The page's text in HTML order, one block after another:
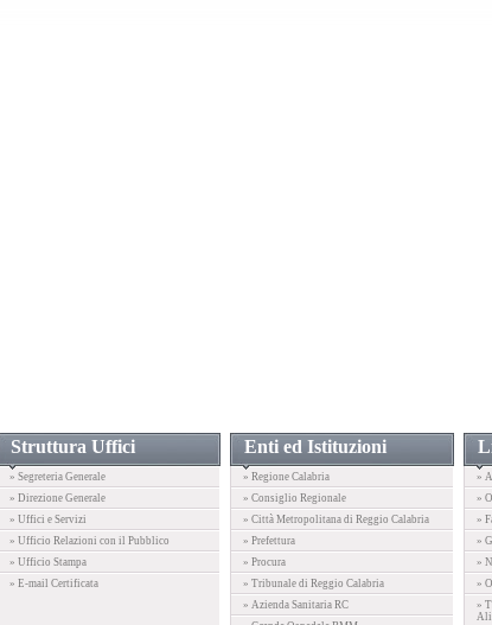
Struttura Uffici
» Segreteria Generale
» Direzione Generale
» Uffici e Servizi
» Ufficio Relazioni con il Pubblico
» Ufficio Stampa
» E-mail Certificata
Enti ed Istituzioni
» Regione Calabria
» Consiglio Regionale
» Città Metropolitana di Reggio Calabria
» Prefettura
» Procura
» Tribunale di Reggio Calabria
» Azienda Sanitaria RC
»
»
»
»
»
»
»